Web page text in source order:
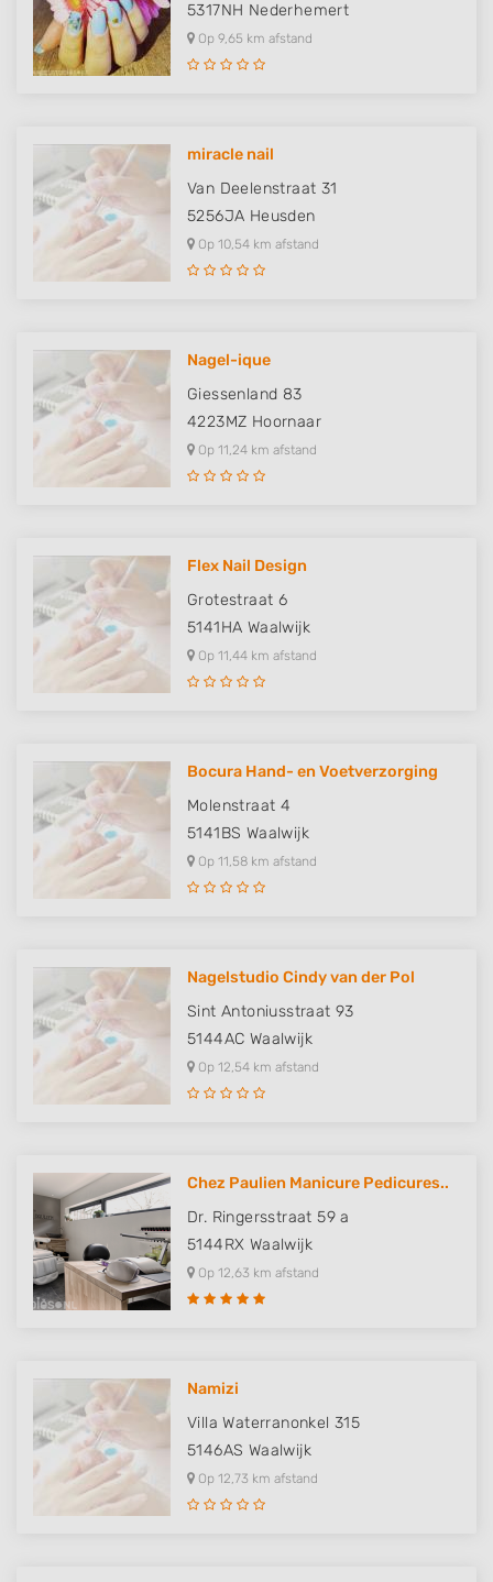
5317NH Nederhemert
Op 9,65 km afstand
miracle nail
Van Deelenstraat 31
5256JA Heusden
Op 10,54 km afstand
Nagel-ique
Giessenland 83
4223MZ Hoornaar
Op 11,24 km afstand
Flex Nail Design
Grotestraat 6
5141HA Waalwijk
Op 11,44 km afstand
Bocura Hand- en Voetverzorging
Molenstraat 4
5141BS Waalwijk
Op 11,58 km afstand
Nagelstudio Cindy van der Pol
Sint Antoniusstraat 93
5144AC Waalwijk
Op 12,54 km afstand
Chez Paulien Manicure Pedicures..
Dr. Ringersstraat 59 a
5144RX Waalwijk
Op 12,63 km afstand
Namizi
Villa Waterranonkel 315
5146AS Waalwijk
Op 12,73 km afstand